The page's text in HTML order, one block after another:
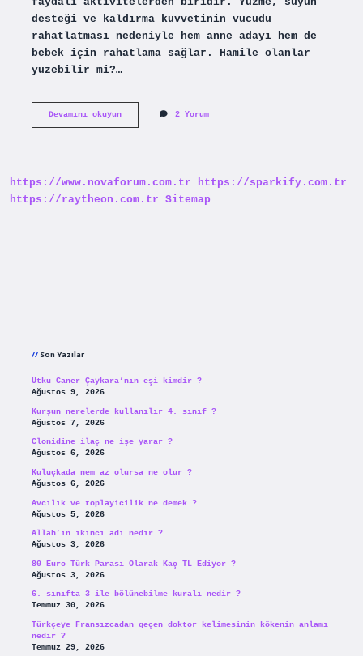
desteği ve kaldırma kuvvetinin vücudu
rahatlatması nedeniyle hem anne adayı hem de
bebek için rahatlama sağlar. Hamile olanlar
yüzebilir mi?…
Devamını okuyunHamilelikte
2 Yorum
https://www.novaforum.com.tr
https://sparkify.com.tr
https://raytheon.com.tr Sitemap
Son Yazılar
Utku Caner Çaykara’nın eşi kimdir ?
Ağustos 9, 2026
Kurşun nerelerde kullanılır 4. sınıf ?
Ağustos 7, 2026
Clonidine ilaç ne işe yarar ?
Ağustos 6, 2026
Kuluçkada nem az olursa ne olur ?
Ağustos 6, 2026
Avcılık ve toplayicilik ne demek ?
Ağustos 5, 2026
Allah’ın ikinci adı nedir ?
Ağustos 3, 2026
80 Euro Türk Parası Olarak Kaç TL Ediyor ?
Ağustos 3, 2026
6. sınıfta 3 ile bölünebilme kuralı nedir ?
Temmuz 30, 2026
Türkçeye Fransızcadan geçen doktor kelimesinin kökenin anlamı
nedir ?
Temmuz 29, 2026